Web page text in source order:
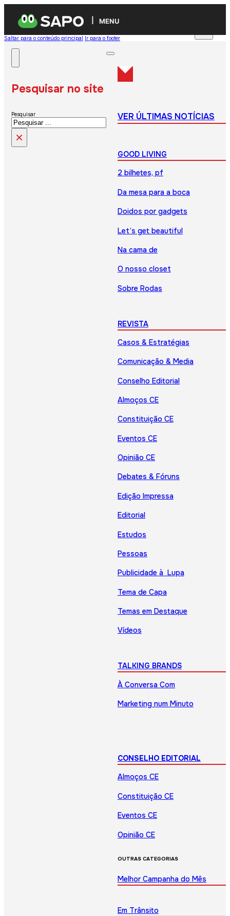
MENU
Saltar para o conteúdo principal Ir para o footer
Pesquisar no site
Pesquisar
×
VER ÚLTIMAS NOTÍCIAS
GOOD LIVING
2 bilhetes, pf
Da mesa para a boca
Doidos por gadgets
Let’s get beautiful
Na cama de
O nosso closet
Sobre Rodas
REVISTA
Casos & Estratégias
Comunicação & Media
Conselho Editorial
Almoços CE
Constituição CE
Eventos CE
Opinião CE
Debates & Fóruns
Edição Impressa
Editorial
Estudos
Pessoas
Publicidade à Lupa
Tema de Capa
Temas em Destaque
Vídeos
TALKING BRANDS
À Conversa Com
Marketing num Minuto
CONSELHO EDITORIAL
Almoços CE
Constituição CE
Eventos CE
Opinião CE
OUTRAS CATEGORIAS
Melhor Campanha do Mês
Em Trânsito